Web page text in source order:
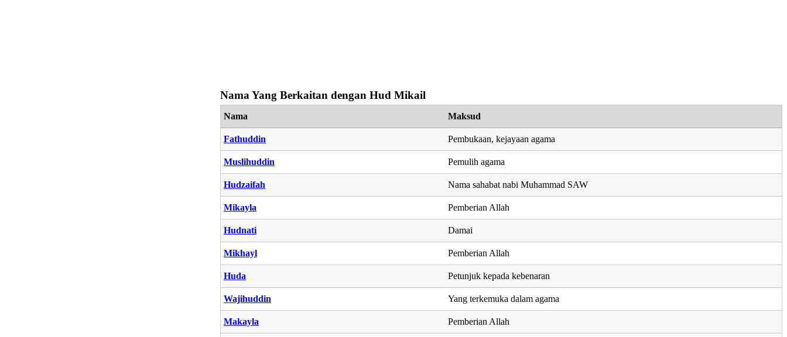
Nama Yang Berkaitan dengan Hud Mikail
Nama Maksud
Fathuddin Pembukaan, kejayaan agama
Muslihuddin Pemulih agama
Hudzaifah Nama sahabat nabi Muhammad SAW
Mikayla Pemberian Allah
Hudnati Damai
Mikhayl Pemberian Allah
Huda Petunjuk kepada kebenaran
Wajihuddin Yang terkemuka dalam agama
Makayla Pemberian Allah